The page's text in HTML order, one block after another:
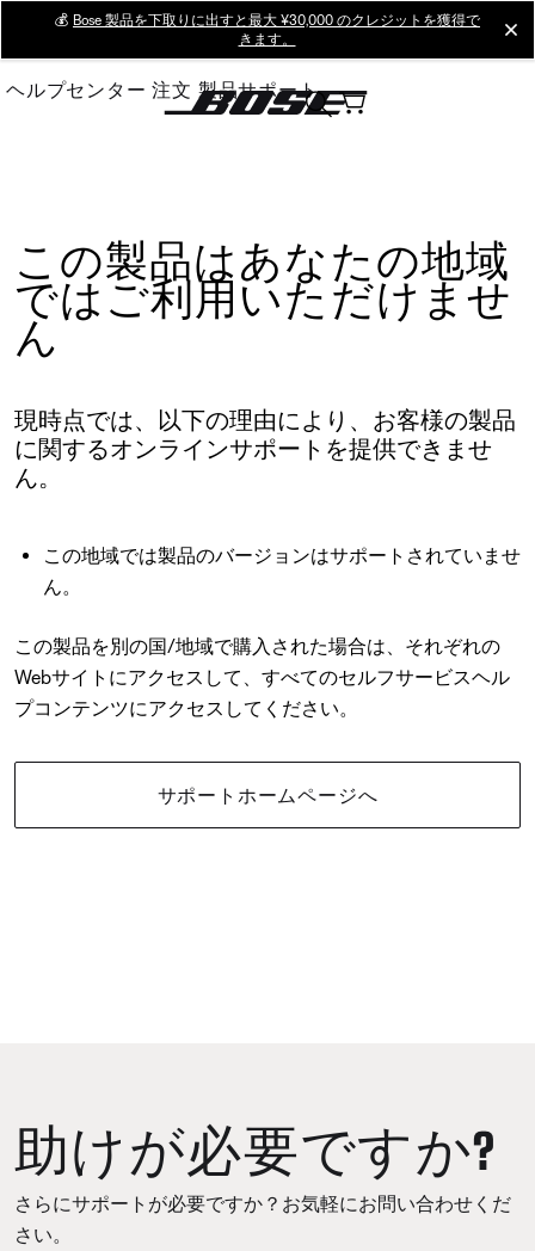
Main
💰 Bose 製品を下取りに出すと最大 ¥30,000 のクレジットを獲得で
きます。
ヘルプセンター 注文 製品サポート
この製品はあなたの地域
ではご利用いただけませ
ん
現時点では、以下の理由により、お客様の製品
に関するオンラインサポートを提供できませ
ん。
この地域では製品のバージョンはサポートされていませ
ん。
この製品を別の国/地域で購入された場合は、それぞれの
Webサイトにアクセスして、すべてのセルフサービスヘル
プコンテンツにアクセスしてください。
サポートホームページへ
助けが必要ですか?
さらにサポートが必要ですか？お気軽にお問い合わせくだ
さい。